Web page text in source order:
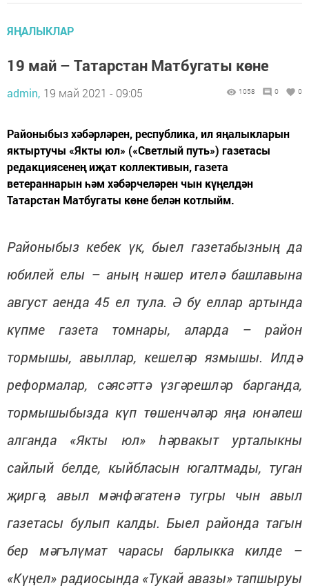
ЯҢАЛЫКЛАР
19 май – Татарстан Матбугаты көне
admin, 19 май 2021 - 09:05 1058 0 0
Районыбыз хәбәрләрен, республика, ил яңалыкларын
яктыртучы «Якты юл» («Светлый путь») газетасы
редакциясенең иҗат коллективын, газета
ветераннарын һәм хәбәрчеләрен чын күңелдән
Татарстан Матбугаты көне белән котлыйм.
Районыбыз кебек үк, быел газетабызның да
юбилей елы – аның нәшер ителә башлавына
август аенда 45 ел тула. Ә бу еллар артында
күпме газета томнары, аларда – район
тормышы, авыллар, кешеләр язмышы. Илдә
реформалар, сәясәттә үзгәрешләр барганда,
тормышыбызда күп төшенчәләр яңа юнәлеш
алганда «Якты юл» һәрвакыт урталыкны
сайлый белде, кыйбласын югалтмады, туган
җиргә, авыл мәнфәгатенә тугры чын авыл
газетасы булып калды. Быел районда тагын
бер мәгълүмат чарасы барлыкка килде –
«Күңел» радиосында «Тукай авазы» тапшыруы